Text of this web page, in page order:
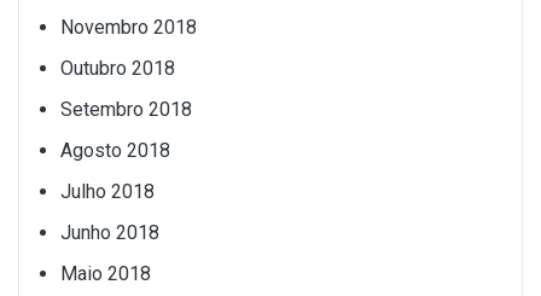
Novembro 2018
Outubro 2018
Setembro 2018
Agosto 2018
Julho 2018
Junho 2018
Maio 2018